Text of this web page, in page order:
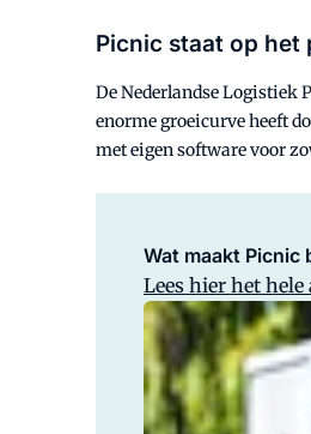
Picnic staat op
De Nederlandse Logistiek
enorme groeicurve heeft
met eigen software voor
Wat maakt Picnic
Lees hier het